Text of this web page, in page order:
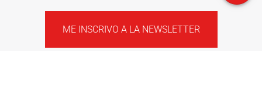
ME INSCRIVO A LA NEWSLETTER